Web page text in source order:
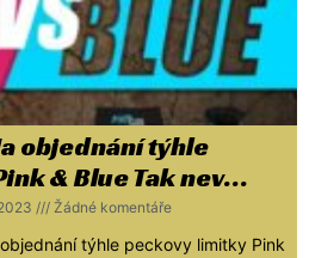
objednání týhle
& Blue Tak nev…
Žádné komentáře
týhle peckovy limitky Pink